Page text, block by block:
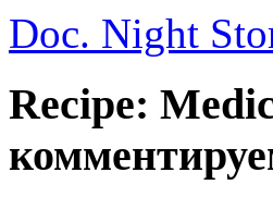
Doc. Night
Recipe: